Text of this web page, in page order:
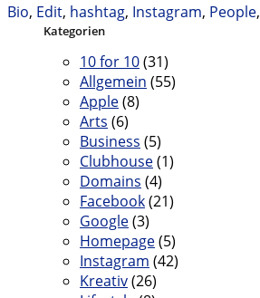
Bio, Edit, hashtag, Instagram, People,
Kategorien
10 for 10(31)
Allgemein (55)
Apple(8)
Arts (6)
Business (5)
Clubhouse(1)
Domains (4)
Facebook(21)
Google(3)
Homepage(5)
Instagram (42)
Kreativ(26)